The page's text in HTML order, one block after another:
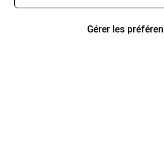
Gérer les